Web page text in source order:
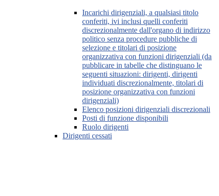
Incarichi dirigenziali, a qualsiasi titolo
conferiti, ivi inclusi quelli conferiti
discrezionalmente dall'organo di indirizzo
politico senza procedure pubbliche di
selezione e titolari di posizione
organizzativa con funzioni dirigenziali (da
pubblicare in tabelle che distinguano le
seguenti situazioni: dirigenti, dirigenti
individuati discrezionalmente, titolari di
posizione organizzativa con funzioni
dirigenziali)
Elenco posizioni dirigenziali discrezionali
Posti di funzione disponibili
Ruolo dirigenti
Dirigenti cessati